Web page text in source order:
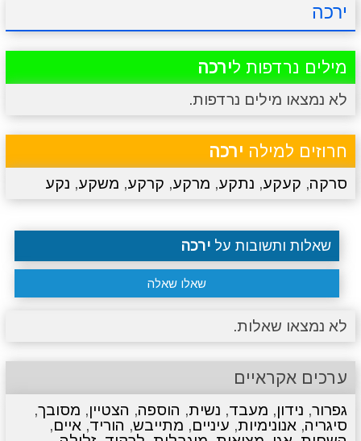
יצירה משחקי בנות אשליות חדשות
ירכה
מילים נרדפות לירכה
לא נמצאו מילים נרדפות.
חרוזים למילה ירכה
סרקה, קעקע, נתקע, מרקע, קרקע, משקע, נקע
שאלות ותשובות על ירכה
שאלו שאלה
לא נמצאו שאלות.
ערכים אקראיים
גפרור, נידון, מעבד, נשית, הוספה, הצטיין, מסובך,
סיגריה, אנונימיות, עיניים, מתייבש, הוריד, איים,